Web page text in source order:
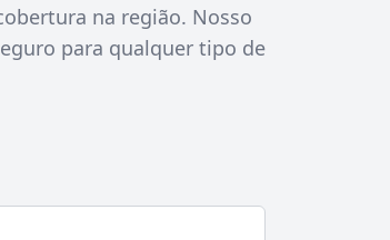
na região. Nosso
para qualquer tipo de